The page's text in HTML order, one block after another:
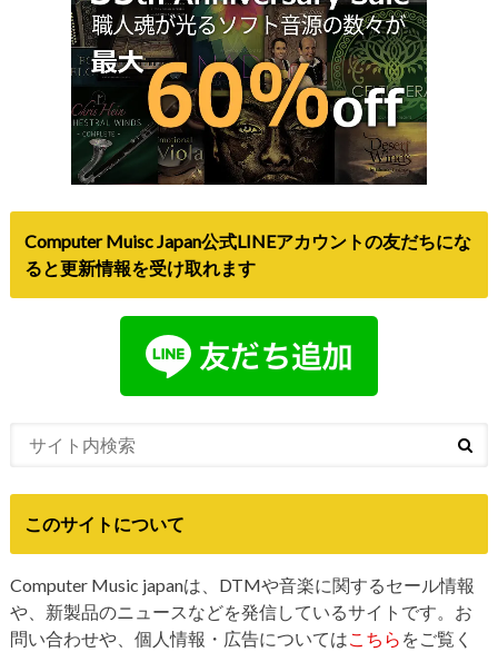
Computer Muisc Japan公式LINEアカウントの友だちにな
ると更新情報を受け取れます
このサイトについて
Computer Music japanは、DTMや音楽に関するセール情報
や、新製品のニュースなどを発信しているサイトです。お
問い合わせや、個人情報・広告についてはこちら をご覧く